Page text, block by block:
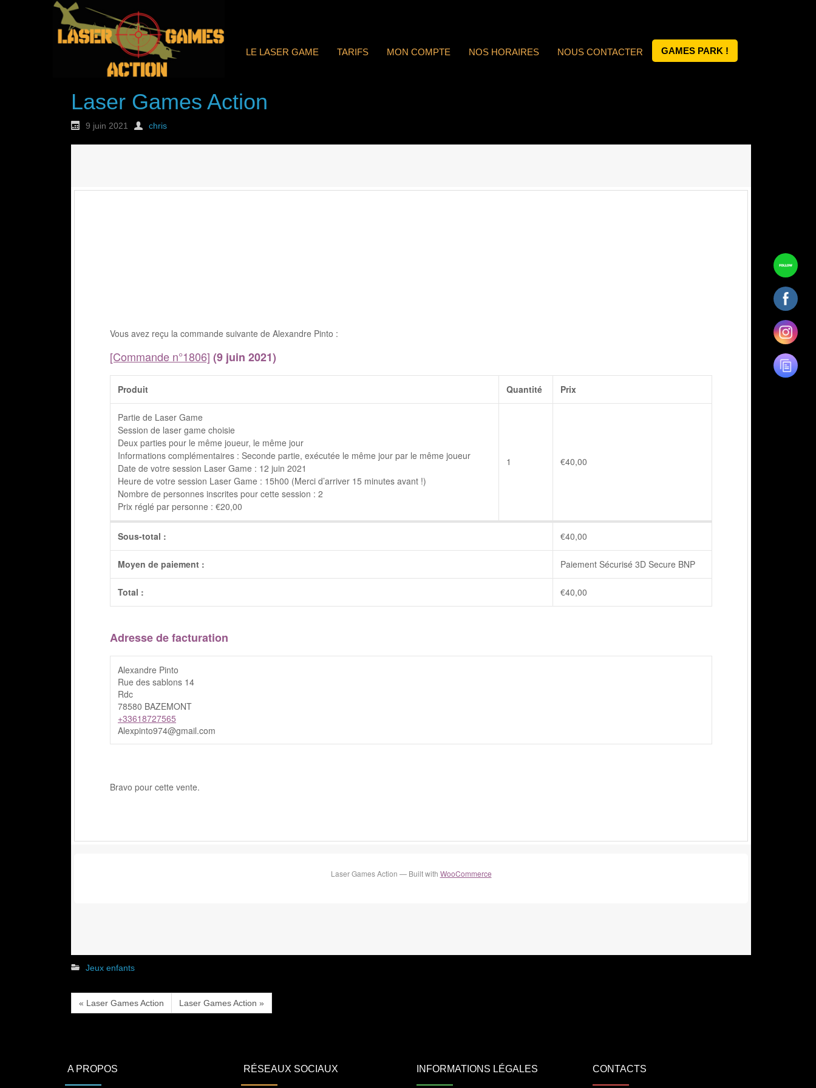
LE LASER GAME TARIFS MON COMPTE NOS HORAIRES NOUS CONTACTER GAMES PARK !
Laser Games Action
9 juin 2021 chris
Vous avez reçu la commande suivante de Alexandre Pinto :
[Commande n°1806] (9 juin 2021)
Produit Quantité Prix
Partie de Laser Game
Session de laser game choisie
Deux parties pour le même joueur, le même jour
Informations complémentaires : Seconde partie, exécutée le même jour par le même joueur
Date de votre session Laser Game : 12 juin 2021
Heure de votre session Laser Game : 15h00 (Merci d’arriver 15 minutes avant !)
Nombre de personnes inscrites pour cette session : 2
Prix réglé par personne : €20,00
1 €40,00
Sous-total : €40,00
Moyen de paiement : Paiement Sécurisé 3D Secure BNP
Total : €40,00
Adresse de facturation
Alexandre Pinto
Rue des sablons 14
Rdc
78580 BAZEMONT
+33618727565
Alexpinto974@gmail.com
Bravo pour cette vente.
Laser Games Action — Built with WooCommerce
Jeux enfants
« Laser Games Action Laser Games Action »
A PROPOS RÉSEAUX SOCIAUX INFORMATIONS LÉGALES CONTACTS